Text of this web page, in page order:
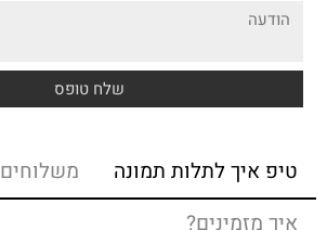
טיפ איך לתלות תמונה
משלוחים
איך מזמינים?